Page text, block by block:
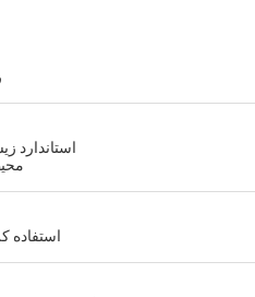
با تشکر از کوکو. بسیاری از مشتریان فروشگاه
لباس من را ستایش می کنند. این پوشش جذاب
راضی هستم
استاندارد
استفاده